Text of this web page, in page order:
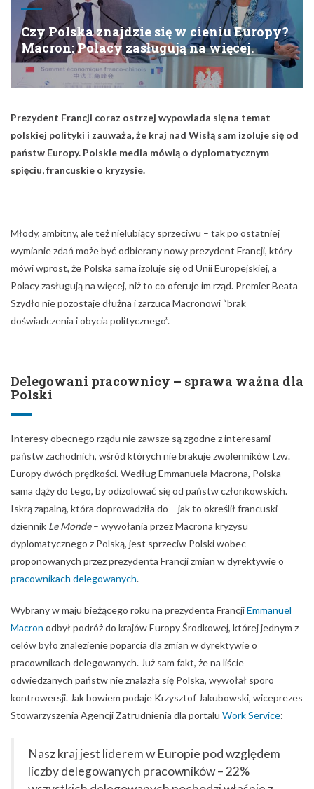
Czy Polska znajdzie się w cieniu Europy?
Macron: Polacy zasługują na więcej.
Prezydent Francji coraz ostrzej wypowiada się na temat
polskiej polityki i zauważa, że kraj nad Wisłą sam izoluje się od
państw Europy. Polskie media mówią o dyplomatycznym
spięciu, francuskie o kryzysie.
Młody, ambitny, ale też nielubiący sprzeciwu – tak po ostatniej
wymianie zdań może być odbierany nowy prezydent Francji, który
mówi wprost, że Polska sama izoluje się od Unii Europejskiej, a
Polacy zasługują na więcej, niż to co oferuje im rząd. Premier Beata
Szydło nie pozostaje dłużna i zarzuca Macronowi “brak
doświadczenia i obycia politycznego”.
Delegowani pracownicy – sprawa ważna dla
Polski
Interesy obecnego rządu nie zawsze są zgodne z interesami
państw zachodnich, wśród których nie brakuje zwolenników tzw.
Europy dwóch prędkości. Według Emmanuela Macrona, Polska
sama dąży do tego, by odizolować się od państw członkowskich.
Iskrą zapalną, która doprowadziła do – jak to określił francuski
dziennik Le Monde– wywołania przez Macrona kryzysu
dyplomatycznego z Polską, jest sprzeciw Polski wobec
proponowanych przez prezydenta Francji zmian w dyrektywie o
pracownikach delegowanych.
Wybrany w maju bieżącego roku na prezydenta FrancjiEmmanuel
Macron odbył podróż do krajów Europy Środkowej, której jednym z
celów było znalezienie poparcia dla zmian w dyrektywie o
pracownikach delegowanych. Już sam fakt, że na liście
odwiedzanych państw nie znalazła się Polska, wywołał sporo
kontrowersji. Jak bowiem podaje Krzysztof Jakubowski, wiceprezes
Stowarzyszenia Agencji Zatrudnienia dla portalu Work Service:
Nasz kraj jest liderem w Europie pod względem
liczby delegowanych pracowników – 22%